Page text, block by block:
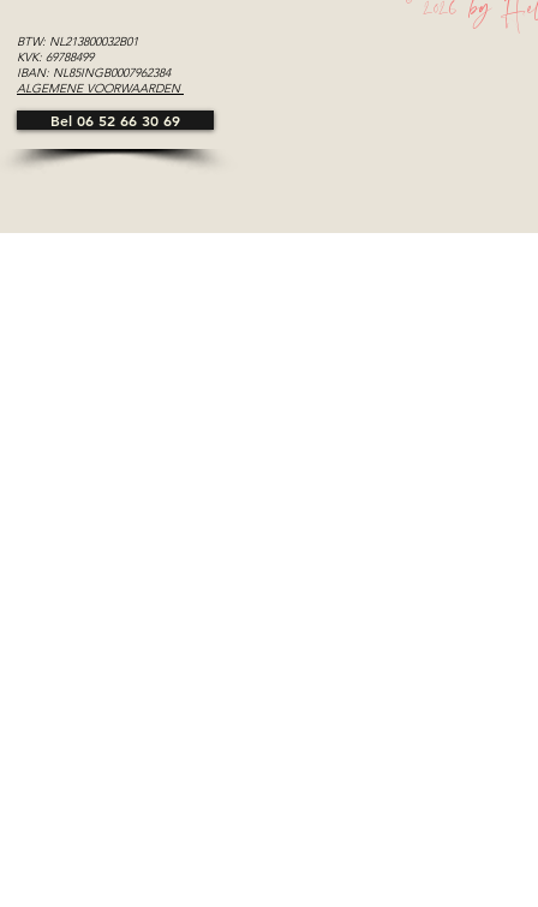
© 2026 by
BTW: NL213800032B01
KVK: 69788499
IBAN: NL85INGB0007962384
ALGEMENE VOORWAARDEN
Bel 06 52 66 30 69